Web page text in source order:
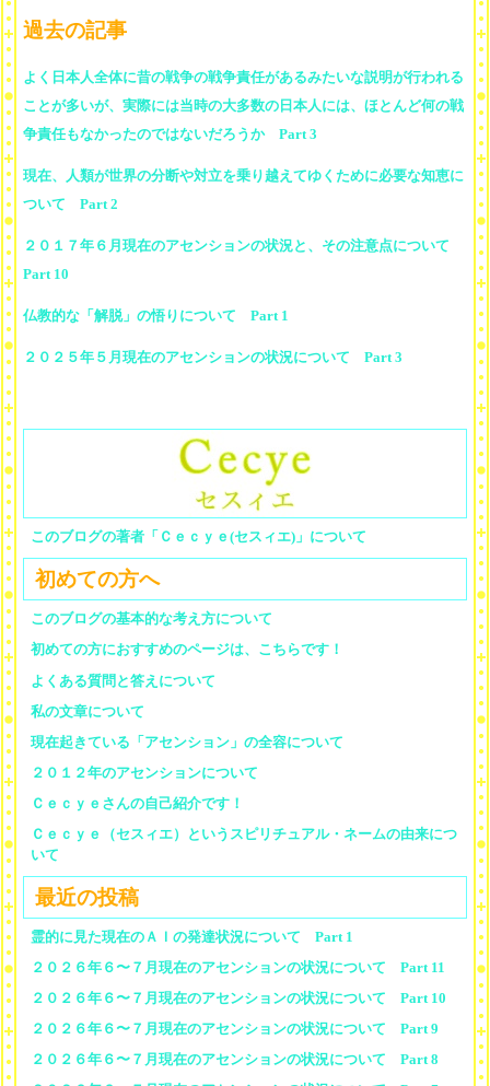
過去の記事
よく日本人全体に昔の戦争の戦争責任があるみたいな説明が行われる
ことが多いが、実際には当時の大多数の日本人には、ほとんど何の戦
争責任もなかったのではないだろうか Part 3
現在、人類が世界の分断や対立を乗り越えてゆくために必要な知恵に
ついて Part 2
２０１７年６月現在のアセンションの状況と、その注意点について
Part 10
仏教的な「解脱」の悟りについて Part 1
２０２５年５月現在のアセンションの状況について Part 3
このブログの著者「Ｃｅｃｙｅ(セスィエ)」について
初めての方へ
このブログの基本的な考え方について
初めての方におすすめのページは、こちらです！
よくある質問と答えについて
私の文章について
現在起きている「アセンション」の全容について
２０１２年のアセンションについて
Ｃｅｃｙｅさんの自己紹介です！
Ｃｅｃｙｅ（セスィエ）というスピリチュアル・ネームの由来につ
いて
最近の投稿
霊的に見た現在のＡＩの発達状況について Part 1
２０２６年６〜７月現在のアセンションの状況について Part 11
２０２６年６〜７月現在のアセンションの状況について Part 10
２０２６年６〜７月現在のアセンションの状況について Part 9
２０２６年６〜７月現在のアセンションの状況について Part 8